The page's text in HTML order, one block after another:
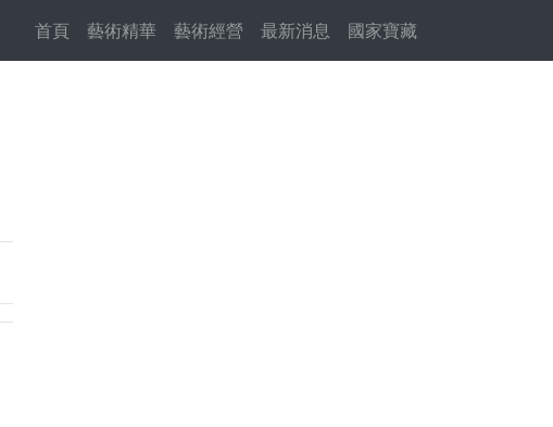
首頁 (current)
藝術精華 藝術經營 最新消息 國家寶藏